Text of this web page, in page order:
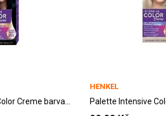
Palette Intensive Color Creme barva na vlasy...
HENKEL